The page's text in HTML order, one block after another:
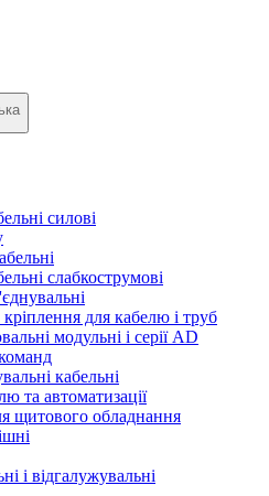
силові
слабкострумові
для кабелю і труб
модульні і серії AD
кабельні
та автоматизації
щитового обладнання
і відгалужувальні